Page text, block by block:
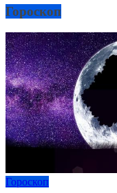
Гороскоп
Гороскоп